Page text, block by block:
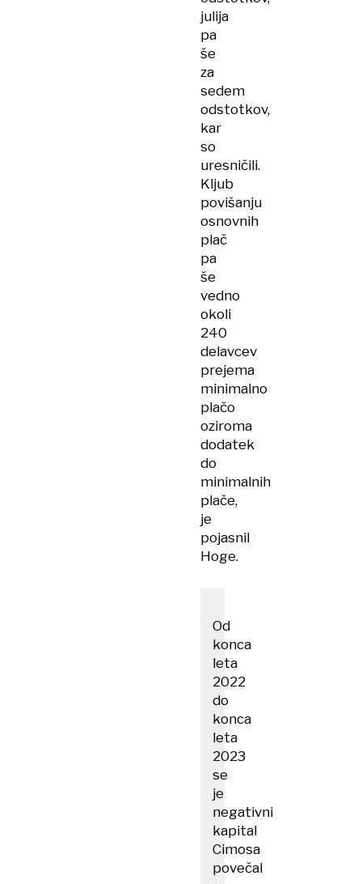
julija
pa
še
za
sedem
odstotkov,
kar
so
uresničili.
Kljub
povišanju
osnovnih
plač
pa
še
vedno
okoli
240
delavcev
prejema
minimalno
plačo
oziroma
dodatek
do
minimalnih
plače,
je
pojasnil
Hoge.
Od
konca
leta
2022
do
konca
leta
2023
se
je
negativni
kapital
Cimosa
povečal